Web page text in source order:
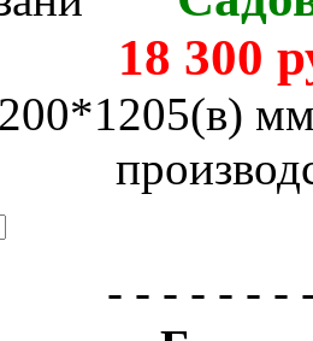
18 300
- - - - - - -